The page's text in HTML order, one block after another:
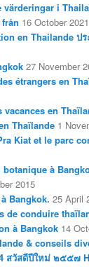
värderingar i
16 October 2021
en Thailande ป
27 November
étrangers en
en
Thaïlande 1
Kiat et le parc
botanique à
2015
Bangkok. 25 April
de conduire
à Bangkok 14
& conseils
สวัสดีปีใหม่ ๒๕๕๗